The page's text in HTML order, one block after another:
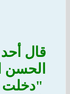
قال أحد
الحسن
"دخلت